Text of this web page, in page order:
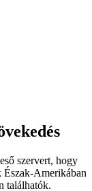
szervert, hogy
Amerikában,
találhatók.